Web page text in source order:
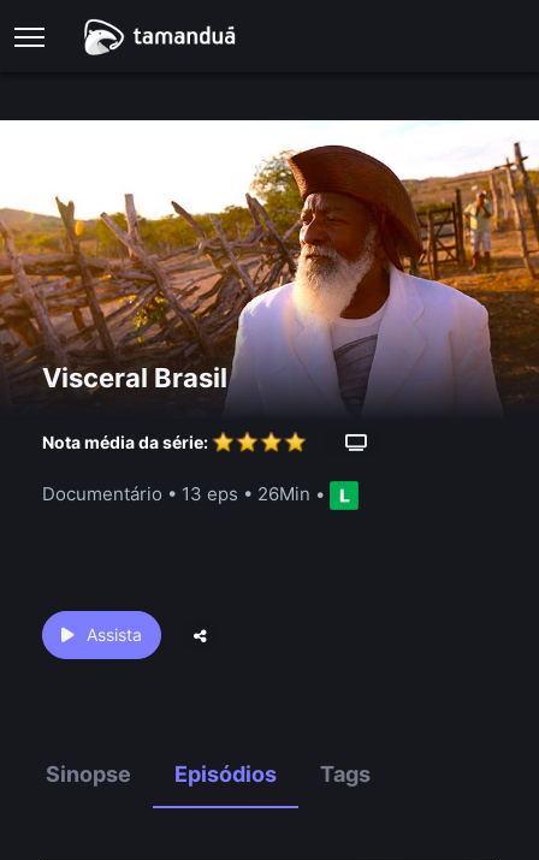
Visceral Brasil
Nota média da série:
Documentário • 13 eps • 26Min •
Assista
Sinopse Episódios Tags